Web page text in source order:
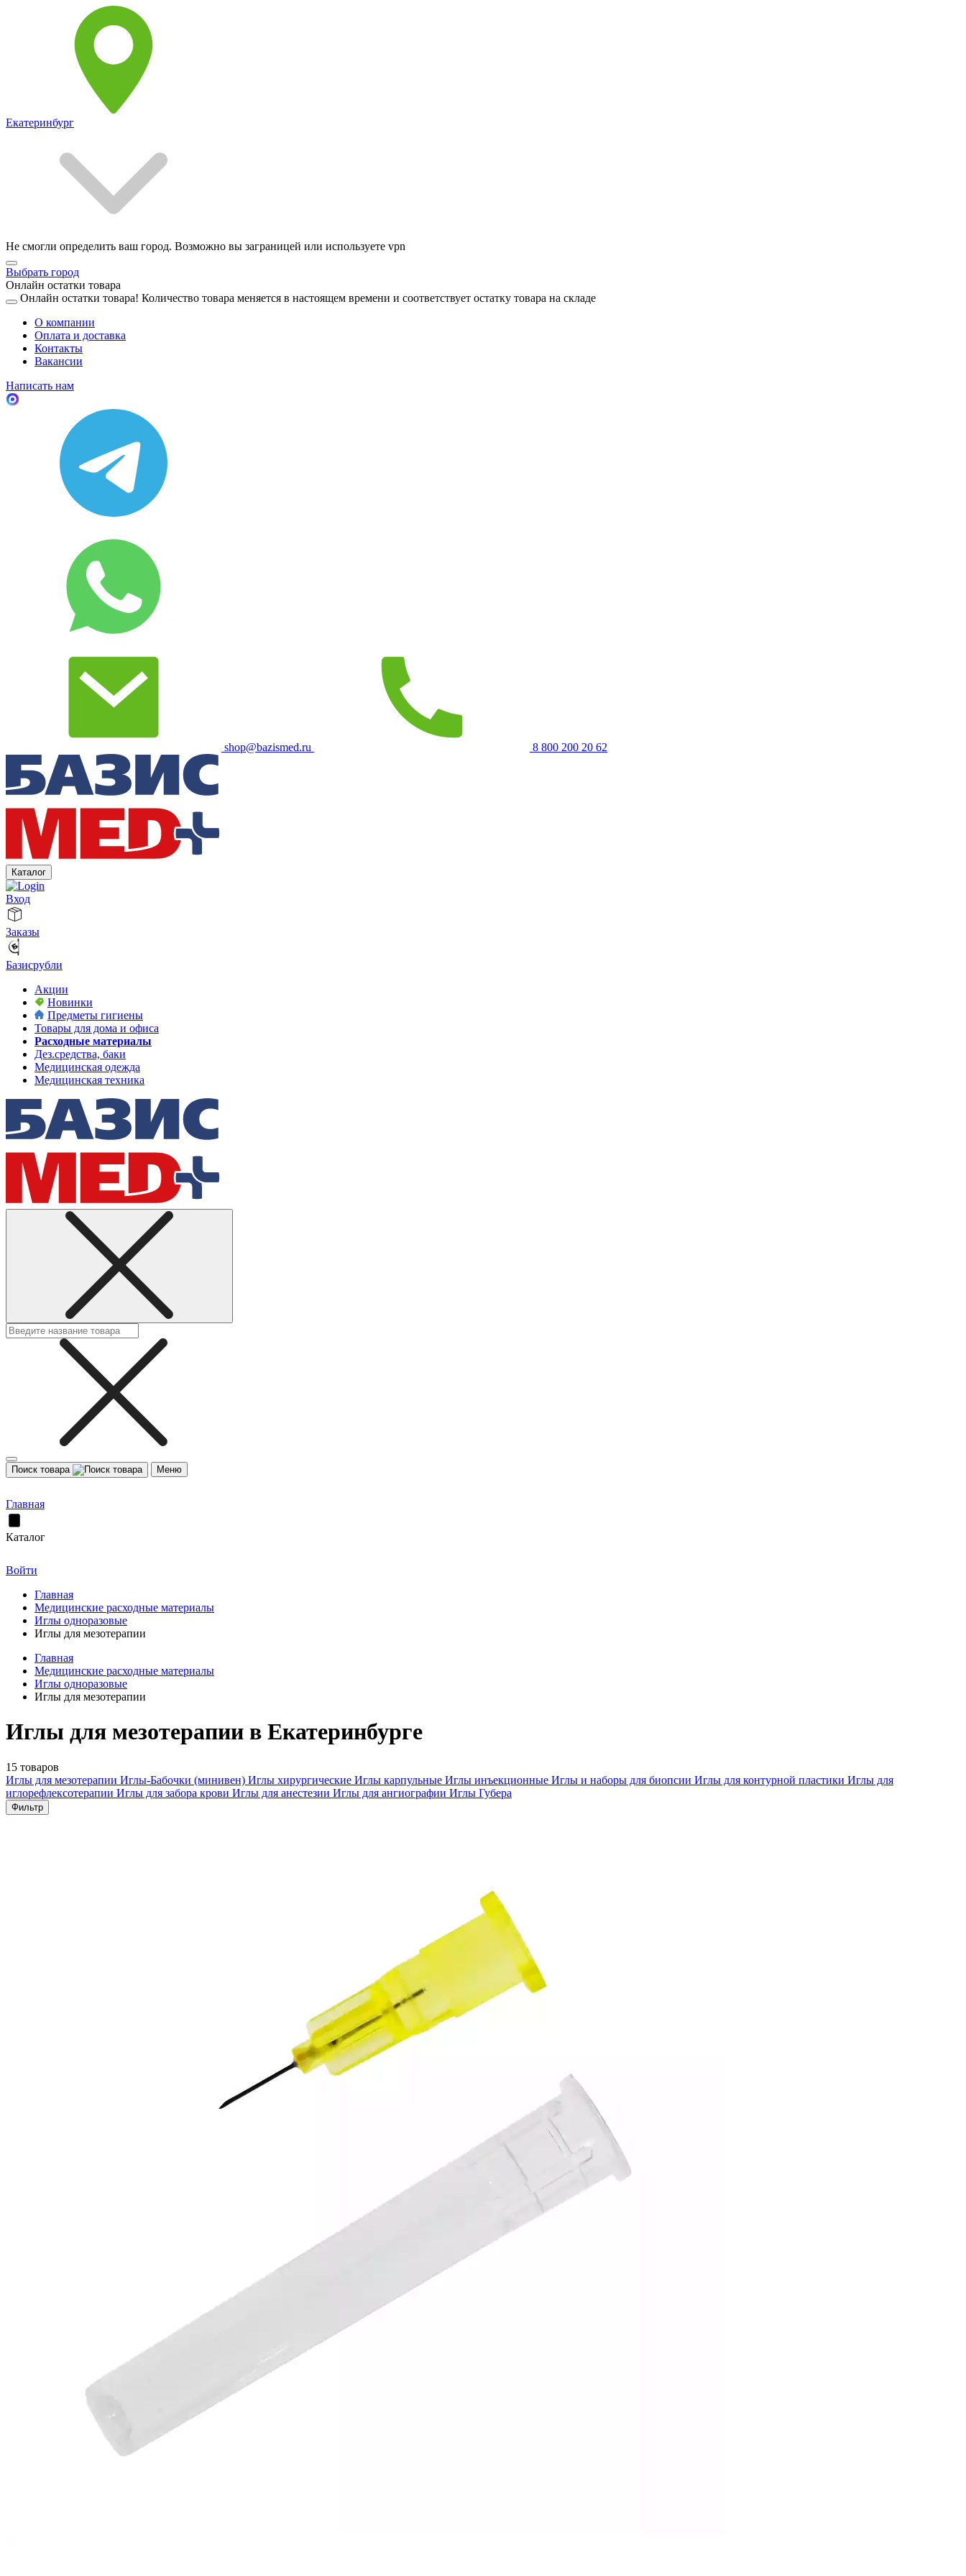
Екатеринбург
Не смогли определить ваш город. Возможно вы заграницей или используете vpn
Выбрать город
Онлайн остатки товара
Онлайн остатки товара! Количество товара меняется в настоящем времени и соответствует остатку товара на складе
О компании
Оплата и доставка
Контакты
Вакансии
Написать нам
shop@bazismed.ru 8 800 200 20 62
Каталог
Вход
Заказы
Базисрубли
Акции
Новинки
Предметы гигиены
Товары для дома и офиса
Расходные материалы
Дез.средства, баки
Медицинская одежда
Медицинская техника
Поиск товара Меню
Главная
Каталог
Войти
Главная
Медицинские расходные материалы
Иглы одноразовые
Иглы для мезотерапии
Главная
Медицинские расходные материалы
Иглы одноразовые
Иглы для мезотерапии
Иглы для мезотерапии в Екатеринбурге
15 товаров
Иглы для мезотерапии Иглы-Бабочки (минивен) Иглы хирургические Иглы карпульные Иглы инъекционные Иглы и наборы для биопсии Иглы для контурной пластики Иглы для
иглорефлексотерапии Иглы для забора крови Иглы для анестезии Иглы для ангиографии Иглы Губера
Фильтр